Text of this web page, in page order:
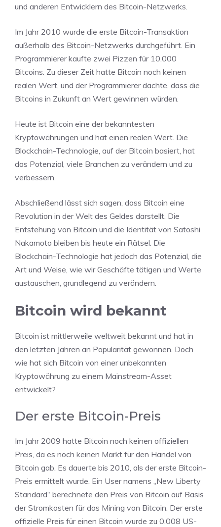
und anderen Entwicklern des Bitcoin-Netzwerks.
Im Jahr 2010 wurde die erste Bitcoin-Transaktion
außerhalb des Bitcoin-Netzwerks durchgeführt. Ein
Programmierer kaufte zwei Pizzen für 10.000
Bitcoins. Zu dieser Zeit hatte Bitcoin noch keinen
realen Wert, und der Programmierer dachte, dass die
Bitcoins in Zukunft an Wert gewinnen würden.
Heute ist Bitcoin eine der bekanntesten
Kryptowährungen und hat einen realen Wert. Die
Blockchain-Technologie, auf der Bitcoin basiert, hat
das Potenzial, viele Branchen zu verändern und zu
verbessern.
Abschließend lässt sich sagen, dass Bitcoin eine
Revolution in der Welt des Geldes darstellt. Die
Entstehung von Bitcoin und die Identität von Satoshi
Nakamoto bleiben bis heute ein Rätsel. Die
Blockchain-Technologie hat jedoch das Potenzial, die
Art und Weise, wie wir Geschäfte tätigen und Werte
austauschen, grundlegend zu verändern.
Bitcoin wird bekannt
Bitcoin ist mittlerweile weltweit bekannt und hat in
den letzten Jahren an Popularität gewonnen. Doch
wie hat sich Bitcoin von einer unbekannten
Kryptowährung zu einem Mainstream-Asset
entwickelt?
Der erste Bitcoin-Preis
Im Jahr 2009 hatte Bitcoin noch keinen offiziellen
Preis, da es noch keinen Markt für den Handel von
Bitcoin gab. Es dauerte bis 2010, als der erste Bitcoin-
Preis ermittelt wurde. Ein User namens „New Liberty
Standard“ berechnete den Preis von Bitcoin auf Basis
der Stromkosten für das Mining von Bitcoin. Der erste
offizielle Preis für einen Bitcoin wurde zu 0,008 US-